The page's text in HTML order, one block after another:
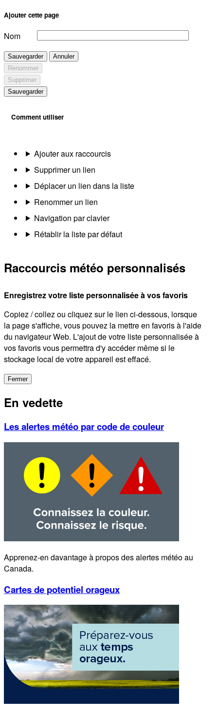
Ajouter cette page
Nom
Sauvegarder
Annuler
Renommer
Supprimer
Sauvegarder
Comment utiliser
Ajouter aux raccourcis
Supprimer un lien
Déplacer un lien dans la liste
Renommer un lien
Navigation par clavier
Rétablir la liste par défaut
Raccourcis météo personnalisés
Enregistrez votre liste personnalisée à vos favoris
Copiez / collez ou cliquez sur le lien ci-dessous, lorsque
la page s'affiche, vous pouvez la mettre en favoris à l'aide
du navigateur Web. L'ajout de votre liste personnalisée à
vos favoris vous permettra d'y accéder même si le
stockage local de votre appareil est effacé.
Fermer
En vedette
Les alertes météo par code de couleur
Apprenez-en davantage à propos des alertes météo au
Canada.
Cartes de potentiel orageux